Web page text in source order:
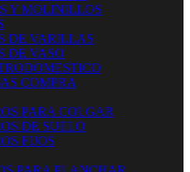
Y MOLINILLOS
DE VARILLAS
DE VASO
COMPRA
PARA COLGAR
DE SUELO
FIJOS